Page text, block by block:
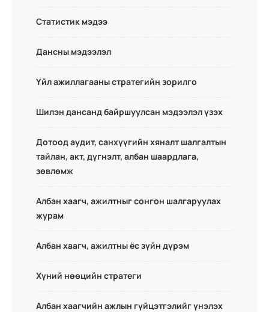
Статистик мэдээ
Дансны мэдээлэл
Үйл ажиллагааны стратегийн зорилго
Шилэн дансанд байршуулсан мэдээлэл үзэх
Дотоод аудит, санхүүгийн хяналт шалгалтын
тайлан, акт, дүгнэлт, албан шаардлага,
зөвлөмж
Албан хаагч, ажилтныг сонгон шалгаруулах
журам
Албан хаагч, ажилтны ёс зүйн дүрэм
Хүний нөөцийн стратеги
Албан хаагчийн ажлын гүйцэтгэлийг үнэлэх